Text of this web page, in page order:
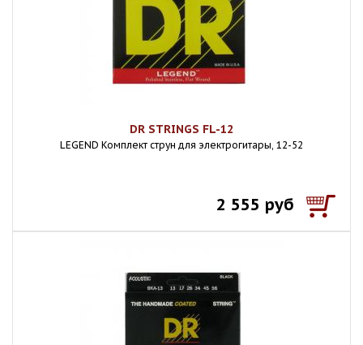
DR STRINGS FL-12
LEGEND Комплект струн для электрогитары, 12-52
2 555 руб